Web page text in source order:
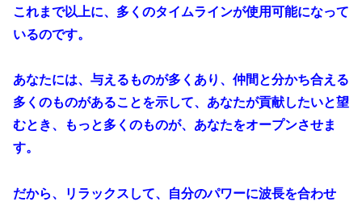
これまで以上に、多くのタイムラインが使用可能になって
いるのです。
あなたには、与えるものが多くあり、仲間と分かち合える
多くのものがあることを示して、あなたが貢献したいと望
むとき、もっと多くのものが、あなたをオープンさせま
す。
だから、リラックスして、自分のパワーに波長を合わせ